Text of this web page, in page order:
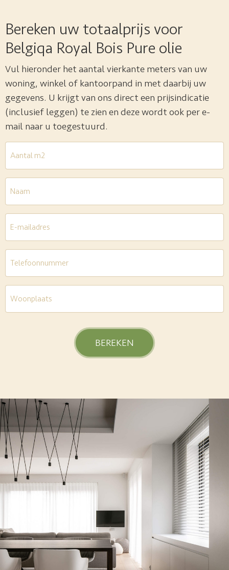
Bereken uw totaalprijs voor
Belgiqa Royal Bois Pure olie
Vul hieronder het aantal vierkante meters van uw
woning, winkel of kantoorpand in met daarbij uw
gegevens. U krijgt van ons direct een prijsindicatie
(inclusief leggen) te zien en deze wordt ook per e-
mail naar u toegestuurd.
Aantal
m2 *
Naam
E-
mailadres *
Telefoon
Woonplaats